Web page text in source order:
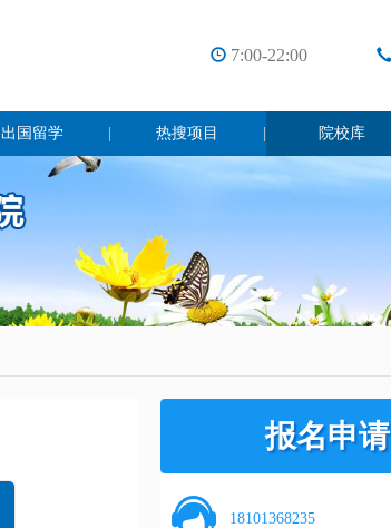
7:00-22:00
出国留学 热搜项目 院校库
报名申请
18101368235